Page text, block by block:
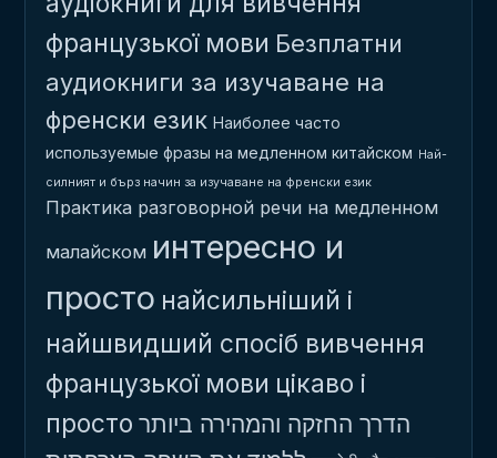
французької мови Безплатни
аудиокниги за изучаване на
френски език Наиболее часто
используемые фразы на медленном китайском Най-
силният и бърз начин за изучаване на френски език
Практика разговорной речи на медленном
малайском интересно и
просто найсильніший і
найшвидший спосіб вивчення
французької мови цікаво і
просто הדרך החזקה והמהירה ביותר